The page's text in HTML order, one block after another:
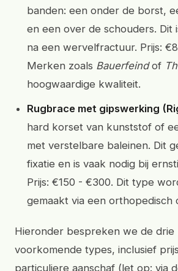
banden: een onder de borst,
en een over de schouders. Dit
na een wervelfractuur. Prijs:
Merken zoals Bauerfeindof
hoogwaardige kwaliteit.
Rugbrace met gipswerking
hard korset van kunststof of
met verstelbare baleinen. Dit
fixatie en is vaak nodig bij
Prijs: €150 - €300. Dit type
gemaakt via een orthopedisch
Hieronder bespreken we de drie
voorkomende types, inclusief
particuliere aanschaf (let op: via